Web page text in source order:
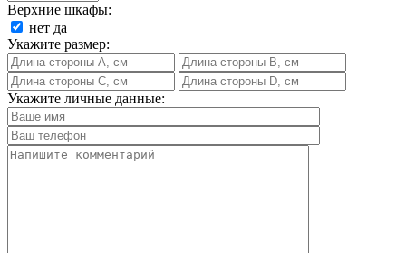
Верхние шкафы:
нет да
Укажите размер:
Укажите личные данные: